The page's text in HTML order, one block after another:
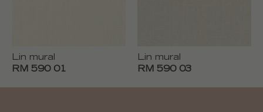
Lin mural
RM 590 01
Lin mural
RM 590 03